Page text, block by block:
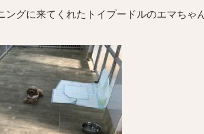
グに来てくれたトイプードルのエマちゃ